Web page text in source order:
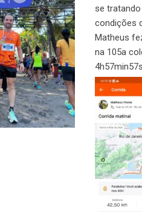
se
condições
Matheus
na 105a